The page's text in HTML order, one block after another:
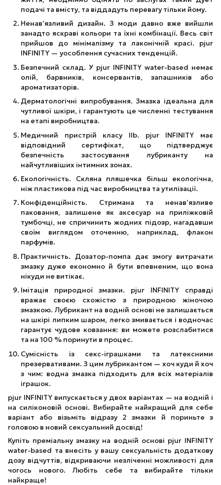
подачі та вмісту, та віддадуть перевагу тільки йому.
Ненав’язливий дизайн. З моди давно вже вийшли
занадто яскраві кольори та їхні комбінації. Весь світ
прийшов до мінімалізму та лаконічній красі. pjur
INFINITY — уособлення сучасних тенденцій.
Безпечний склад. У pjur INFINITY water-based немає
олій, барвників, консервантів, запашників або
ароматизаторів.
Дерматологічні випробування. Змазка ідеальна для
чутливої шкіри, і гарантують це численні тестування
на етапі виробництва.
Медичний пристрій класу IIb. pjur INFINITY має
відповідний сертифікат, що підтверджує
безпечність застосування лубриканту на
найчутливіших інтимних зонах.
Екологічність. Скляна пляшечка більш екологічна,
ніж пластикова під час виробництва та утилізації.
Конфіденційність. Стримана та ненав’язливе
паковання, залишене як аксесуар на приліжковій
тумбочці, не спричинить жодних підозр, нагадавши
своїм виглядом оточенню, наприклад, флакон
парфумів.
Практичність. Дозатор-помпа дає змогу витрачати
змазку дуже економно й бути впевненим, що вона
нікуди не витікає.
Імітація природної змазки. pjur INFINITY справді
вражає своєю схожістю з природною жіночою
змазкою. Лубрикант на водній основі не залишається
на шкірі липким шаром, легко змивається і водночас
гарантує чудове ковзання: ви можете розслабитися
та на 100 % поринути в процес.
Сумісність із секс-іграшками та латексними
презервативами. З цим лубрикантом — хоч куди й хоч
з чим: водна змазка підходить для всіх матеріалів
іграшок.
pjur INFINITY випускається у двох варіантах — на водній і
на силіконовій основі. Вибирайте найкращий для себе
варіант або візьміть відразу 2 змазки й пориньте з
головою в новий сексуальний досвід!
Купіть преміальну змазку на водній основі pjur INFINITY
water-based та внесіть у вашу сексуальність додаткову
дозу відчуттів, відкриваючи незліченні можливості для
чогось нового. Любіть себе та вибирайте тільки
найкраще!